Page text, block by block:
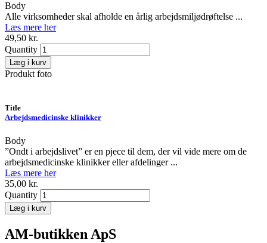
Body
Alle virksomheder skal afholde en årlig arbejdsmiljødrøftelse ...
Læs mere her
49,50 kr.
Quantity
Produkt foto
Title
Arbejdsmedicinske klinikker
Body
”Ondt i arbejdslivet” er en pjece til dem, der vil vide mere om de
arbejdsmedicinske klinikker eller afdelinger ...
Læs mere her
35,00 kr.
Quantity
AM-butikken ApS